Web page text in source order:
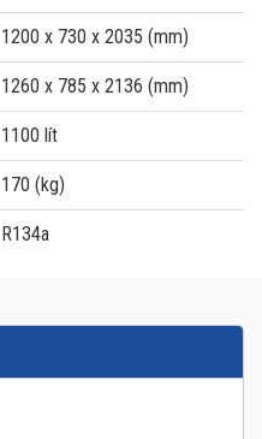
1200 x 730 x 2035 (mm)
1260 x 785 x 2136 (mm)
1100 lít
170 (kg)
R134a